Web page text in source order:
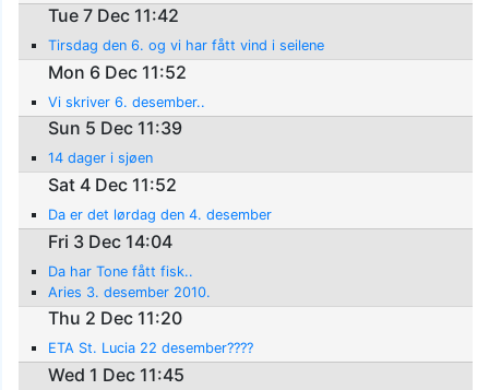
Tue 7 Dec 11:42
Tirsdag den 6. og vi har fått vind i seilene
Mon 6 Dec 11:52
Vi skriver 6. desember..
Sun 5 Dec 11:39
14 dager i sjøen
Sat 4 Dec 11:52
Da er det lørdag den 4. desember
Fri 3 Dec 14:04
Da har Tone fått fisk..
Aries 3. desember 2010.
Thu 2 Dec 11:20
ETA St. Lucia 22 desember????
Wed 1 Dec 11:45